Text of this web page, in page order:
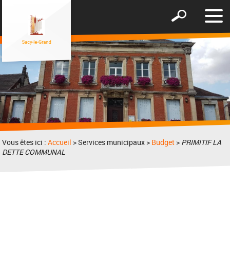
le
Afficher
formulaire
de
recherche
Vous êtes ici :Accueil > Services municipaux > Budget > PRIMITIF LA
DETTE COMMUNAL